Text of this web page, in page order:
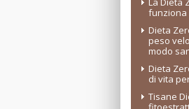
funziona
Dieta
peso
modo
Dieta
di vita
Tisane